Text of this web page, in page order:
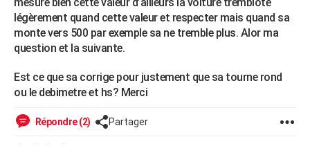
légèrement quand cette valeur et respecter mais quand sa
monte vers 500 par exemple sa ne tremble plus. Alor ma
question et la suivante.
Est ce que sa corrige pour justement que sa tourne rond
ou le debimetre et hs? Merci
Répondre (2) Partager